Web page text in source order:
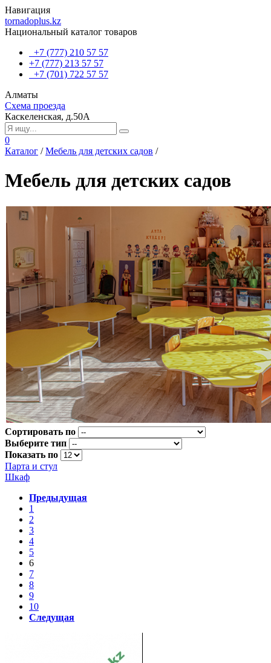
Навигация
tornadoplus.kz
Национальный каталог товаров
+7 (777) 210 57 57
+7 (777) 213 57 57
+7 (701) 722 57 57
Алматы
Схема проезда
Каскеленская, д.50А
0
Каталог /Мебель для детских садов /
Мебель для детских садов
Сортировать по
Выберите тип
Показать по
Парта и стул
Шкаф
Предыдущая
1
2
3
4
5
6
7
8
9
10
Следущая